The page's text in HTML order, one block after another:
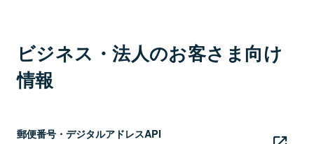
ビジネス・法人のお客さま向け
情報
郵便番号・デジタルアドレスAPI